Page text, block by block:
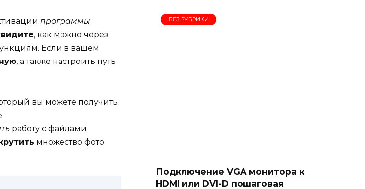
программы
, как можно через
Если в вашем
, а также настроить путь
вы можете получить
работу с файлами
множество фото
БЕЗ РУБРИКИ
Подключение VGA монитора к
HDMI или DVI-D пошаговая